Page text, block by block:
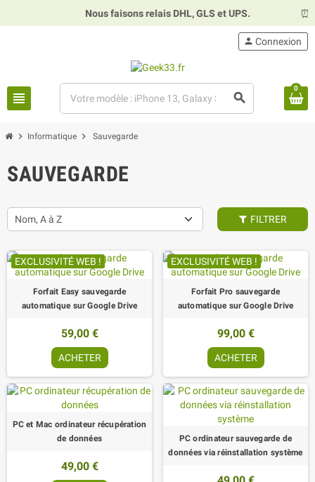
Nous faisons relais DHL, GLS et UPS. ⏰
view_headline search
person Connexion
0
chevron_right Informatique chevron_right Sauvegarde
SAUVEGARDE
Nom, A à Z FILTRER
EXCLUSIVITÉ WEB !
Forfait Easy sauvegarde
automatique sur Google Drive
59,00 €
ACHETER
EXCLUSIVITÉ WEB !
Forfait Pro sauvegarde
automatique sur Google Drive
99,00 €
ACHETER
PC et Mac ordinateur récupération
de données
49,00 €
PC ordinateur sauvegarde de
données via réinstallation système